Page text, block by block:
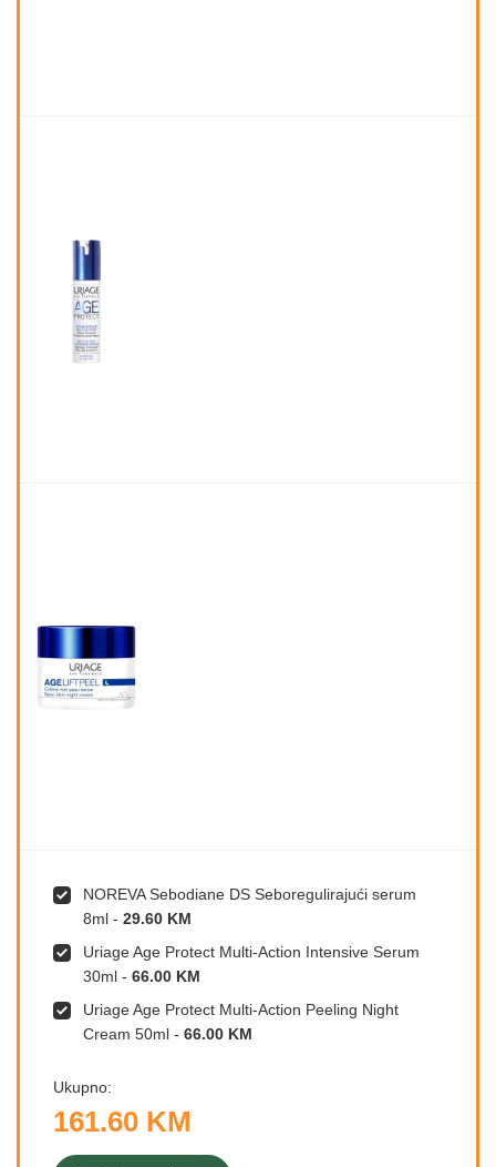
NOREVA Sebodiane DS Seboregulirajući serum
8ml - 29.60 KM
Uriage Age Protect Multi-Action Intensive Serum
30ml - 66.00 KM
Uriage Age Protect Multi-Action Peeling Night
Cream 50ml - 66.00 KM
Ukupno:
161.60 KM